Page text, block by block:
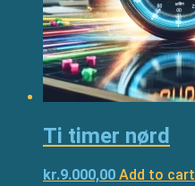
Ti timer nørd
kr.9.000,00 Add to cart